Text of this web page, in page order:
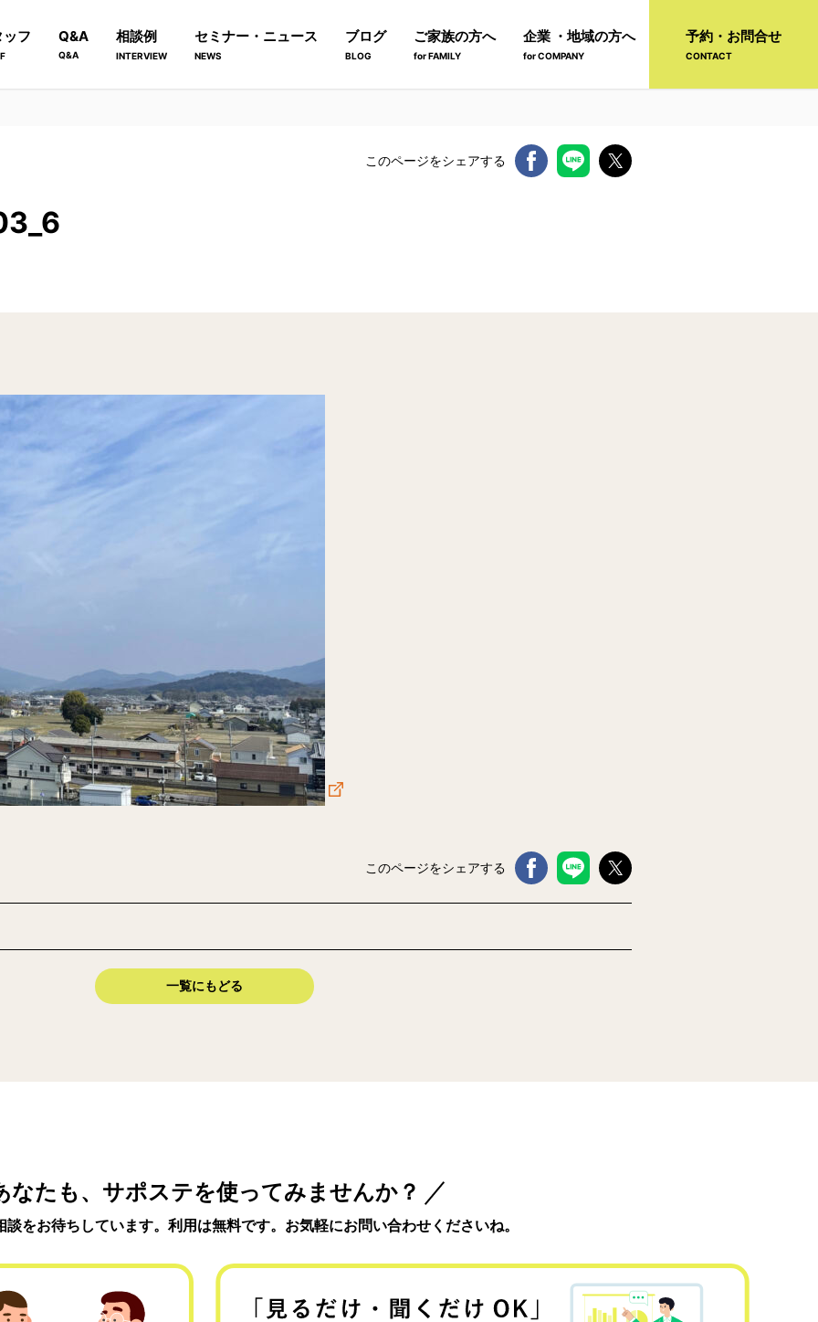
ッフ Q&A
Q&A
相談例
INTERVIEW
セミナー・ニュース
NEWS
ブログ
BLOG
ご家族の方へ
for FAMILY
企業 ・地域の方へ
for COMPANY
予約・お問合せ
CONTACT
このページをシェアする
このページをシェアする
一覧にもどる
なたも、サポステを使ってみませんか？
をお待ちしています。利用は無料です。お気軽にお問い合わせくださいね。